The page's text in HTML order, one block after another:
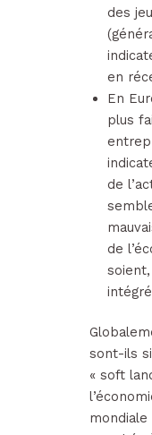
des
en
En
plus
de
de
sont-ils
« soft